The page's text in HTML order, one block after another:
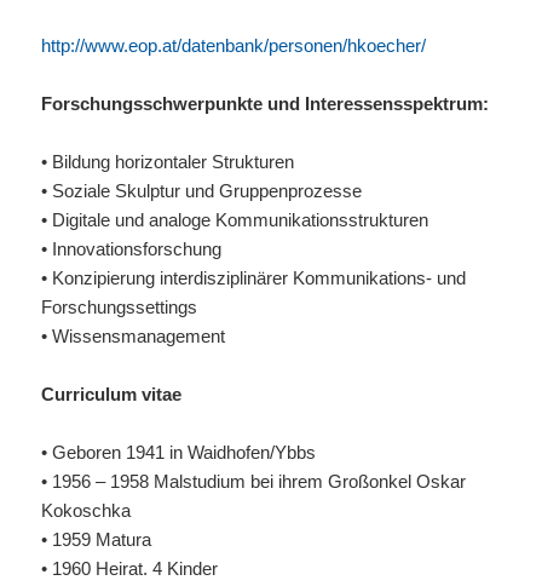
http://www.eop.at/datenbank/personen/hkoecher/
Forschungsschwerpunkte und Interessensspektrum:
• Bildung horizontaler Strukturen
• Soziale Skulptur und Gruppenprozesse
• Digitale und analoge Kommunikationsstrukturen
• Innovationsforschung
• Konzipierung interdisziplinärer Kommunikations- und
Forschungssettings
• Wissensmanagement
Curriculum vitae
• Geboren 1941 in Waidhofen/Ybbs
• 1956 – 1958 Malstudium bei ihrem Großonkel Oskar
Kokoschka
• 1959 Matura
• 1960 Heirat. 4 Kinder